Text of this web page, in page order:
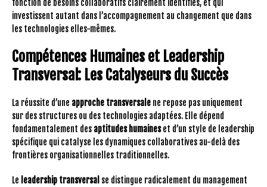
fonction de besoins collaboratifs clairement identifiés, et qui
investissent autant dans l’accompagnement au changement que dans
les technologies elles-mêmes.
Compétences Humaines et Leadership
Transversal: Les Catalyseurs du Succès
La réussite d’une approche transversale ne repose pas uniquement
sur des structures ou des technologies adaptées. Elle dépend
fondamentalement des aptitudes humaineset d’un style de leadership
spécifique qui catalyse les dynamiques collaboratives au-delà des
frontières organisationnelles traditionnelles.
Le leadership transversal se distingue radicalement du management